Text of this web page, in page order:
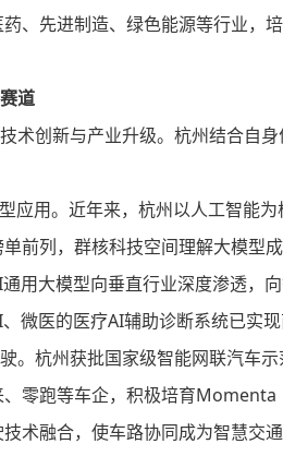
、先进制造、绿色能源等行业，
道
创新与产业升级。杭州结合自
用。近年来，杭州以人工智能为
前列，群核科技空间理解大模型
用大模型向垂直行业深度渗透，
微医的医疗AI辅助诊断系统已实
杭州获批国家级智能网联汽车
零跑等车企，积极培育
术融合，使车路协同成为智慧交